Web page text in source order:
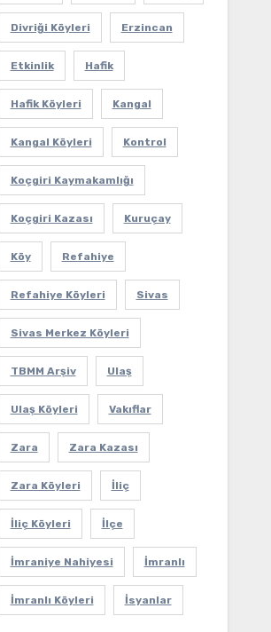
Divriği Köyleri Erzincan
Etkinlik Hafik
Hafik Köyleri Kangal
Kangal Köyleri Kontrol
Koçgiri Kaymakamlığı
Koçgiri Kazası Kuruçay
Köy Refahiye
Refahiye Köyleri Sivas
Sivas Merkez Köyleri
TBMM Arşiv Ulaş
Ulaş Köyleri Vakıflar
Zara Zara Kazası
Zara Köyleri İliç
İliç Köyleri İlçe
İmraniye Nahiyesi İmranlı
İmranlı Köyleri İsyanlar